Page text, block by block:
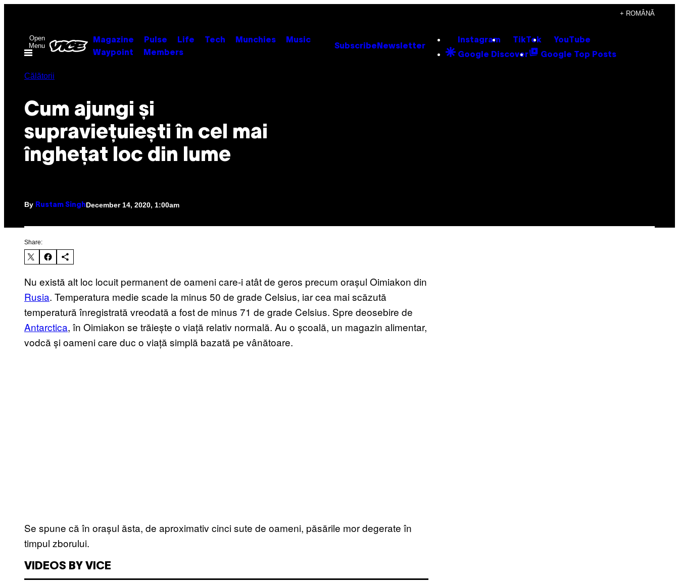
content
+ ROMÂNĂ
Open
Menu
Magazine Pulse Life Tech Munchies
Music
Waypoint
Members
Subscribe Newsletter
Instagram TikTok YouTube
Google Discover Google Top Posts
Călătorii
Cum ajungi și
supraviețuiești în cel mai
înghețat loc din lume
By Rustam SinghDecember 14, 2020, 1:00am
Share:
Nu există alt loc locuit permanent de oameni care-i atât de geros precum orașul Oimiakon din
Rusia. Temperatura medie scade la minus 50 de grade Celsius, iar cea mai scăzută
temperatură înregistrată vreodată a fost de minus 71 de grade Celsius. Spre deosebire de
Antarctica, în Oimiakon se trăiește o viață relativ normală. Au o școală, un magazin alimentar,
vodcă și oameni care duc o viață simplă bazată pe vânătoare.
Se spune că în orașul ăsta, de aproximativ cinci sute de oameni, păsările mor degerate în
timpul zborului.
VIDEOS BY VICE